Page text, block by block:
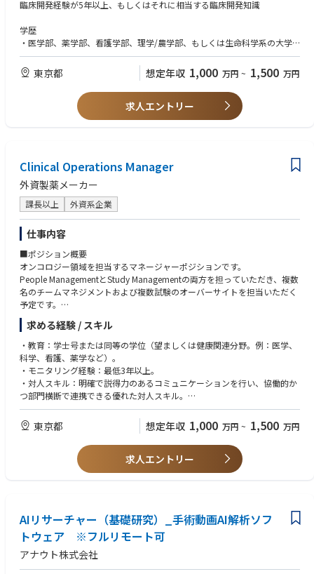
臨床開発経験が5年以上、もしくはそれに相当する臨床開発知識
学歴
・医学部、薬学部、看護学部、理学/農学部、もしくは生命科学系の大学
学部卒かそれ以上（修士、博士号保持者はなお可）
・医師、獣医師、薬剤師等、生命科学に関連する学位・免許取得者が望ま
しい
・担当領域における開発経験、もしくはそれに相当する臨床知識及び/又
東京都 想定年収 1,000 万円 ~ 1,500 万円
求人エントリー
Clinical Operations Manager
外資製薬メーカー
課長以上 外資系企業
仕事内容
■ポジション概要
オンコロジー領域を担当するマネージャーポジションです。
People ManagementとStudy Managementの両方を担っていただき、複数
名のチームマネジメントおよび複数試験のオーバーサイトを担当いただく
予定です。
また、開発戦略部門やメディカル部門など社内外の多くのステークホルダ
ーとの連携が発生し、グローバルチームとの協働機会も豊富なポジション
です。
求める経験 / スキル
・教育：学士号または同等の学位（望ましくは健康関連分野。例：医学、
科学、看護、薬学など）。
・モニタリング経験：最低3年以上。
・対人スキル：明確で説得力のあるコミュニケーションを行い、協働的か
つ部門横断で連携できる優れた対人スキル。
・柔軟性：変化する要件に柔軟に対応し、信頼できる関係およびパートナ
ーシップを構築・活用できる。
・チームプレーヤー：積極的で前向きなチームプレーヤーであることを示
・計画・組織力：強い計画力および組織力を有している。
・領域・フェーズ経験：複数の治療領域および試験フェーズにまたがる経
あり、個人・チームのパフォーマンス向上のために、透明性がありタイム
リーなフィードバックを提供できる。
・イノベーションとプロセス改善：イノベーションを推進し、継続的なプ
ロセス改善を行える。
・誠実さとコンプライアンス：AbbVieのビジネス行動規範およびリーダー
東京都 想定年収 1,000 万円 ~ 1,500 万円
求人エントリー
AIリサーチャー（基礎研究）_手術動画AI解析ソフ
トウェア ※フルリモート可
アナウト株式会社